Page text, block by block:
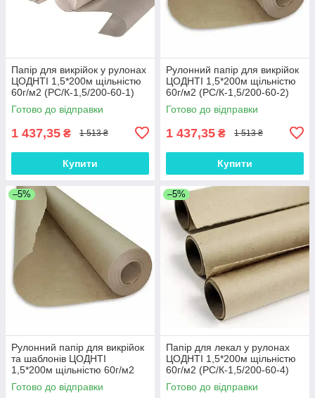
Папір для викрійок у рулонах
ЦОДНТІ 1,5*200м щільністю
60г/м2 (PС/К-1,5/200-60-1)
Готово до відправки
1 437,35 ₴ 1 513 ₴
Купити
Рулонний папір для викрійок
ЦОДНТІ 1,5*200м щільністю
60г/м2 (PС/К-1,5/200-60-2)
Готово до відправки
1 437,35 ₴ 1 513 ₴
Купити
–5%
Рулонний папір для викрійок
та шаблонів ЦОДНТІ
1,5*200м щільністю 60г/м2
(PС/К-1,5/200-60-3)
Готово до відправки
–5%
Папір для лекал у рулонах
ЦОДНТІ 1,5*200м щільністю
60г/м2 (PС/К-1,5/200-60-4)
Готово до відправки